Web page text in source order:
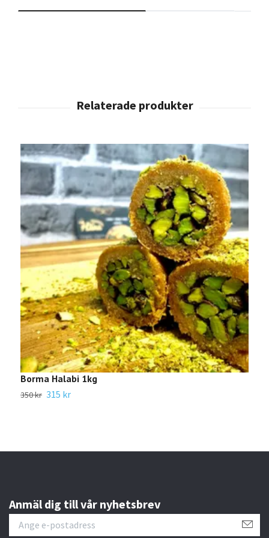
Borma Halabi 1kg
350 kr 315 kr
Anmäl dig till vår nyhetsbrev